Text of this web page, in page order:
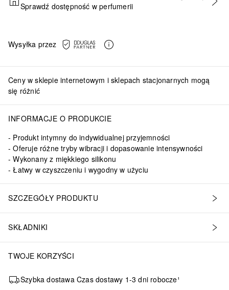
DODAJ DO KOSZYKA
Sprawdź dostępność w perfumerii
Wysyłka przez
Ceny w sklepie internetowym i sklepach stacjonarnych mogą
się różnić
INFORMACJE O PRODUKCIE
Produkt intymny do indywidualnej przyjemności
Oferuje różne tryby wibracji i dopasowanie intensywności
Wykonany z miękkiego silikonu
Łatwy w czyszczeniu i wygodny w użyciu
SZCZEGÓŁY PRODUKTU
SKŁADNIKI
naładować za pomocą dołączonego kabla
TWOJE KORZYŚCI
Szybka dostawa Czas dostawy 1-3 dni robocze¹